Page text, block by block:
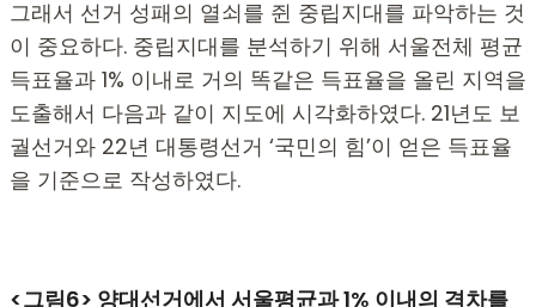
그래서 선거 성패의 열쇠를 쥔 중립지대를 파악하는 것
이 중요하다. 중립지대를 분석하기 위해 서울전체 평균
득표율과 1% 이내로 거의 똑같은 득표율을 올린 지역을
도출해서 다음과 같이 지도에 시각화하였다. 21년도 보
궐선거와 22년 대통령선거 ‘국민의 힘’이 얻은 득표율
을 기준으로 작성하였다.
<그림6> 양대선거에서 서울평균과 1% 이내의 격차를